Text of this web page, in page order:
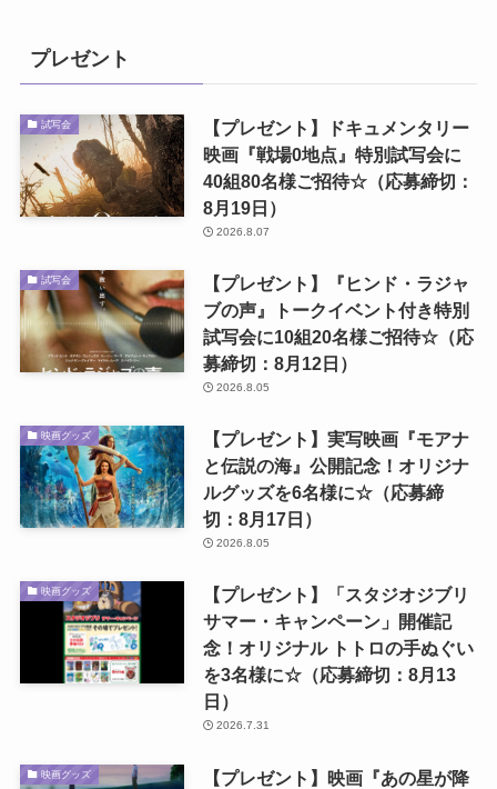
プレゼント
試写会
【プレゼント】ドキュメンタリー
映画『戦場0地点』特別試写会に
40組80名様ご招待☆（応募締切：
8月19日）
2026.8.07
試写会
【プレゼント】『ヒンド・ラジャ
ブの声』トークイベント付き特別
試写会に10組20名様ご招待☆（応
募締切：8月12日）
2026.8.05
映画グッズ
【プレゼント】実写映画『モアナ
と伝説の海』公開記念！オリジナ
ルグッズを6名様に☆（応募締
切：8月17日）
2026.8.05
映画グッズ
【プレゼント】「スタジオジブリ
サマー・キャンペーン」開催記
念！オリジナル トトロの手ぬぐい
を3名様に☆（応募締切：8月13
日）
2026.7.31
映画グッズ
【プレゼント】映画『あの星が降